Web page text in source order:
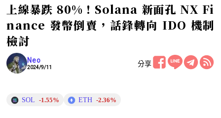
上線暴跌 80%！Solana 新面孔 NX Fi
nance 發幣倒賣，話鋒轉向 IDO 機制
檢討
Neo
2024/9/11 分享
SOL -1.55% ETH -2.36%